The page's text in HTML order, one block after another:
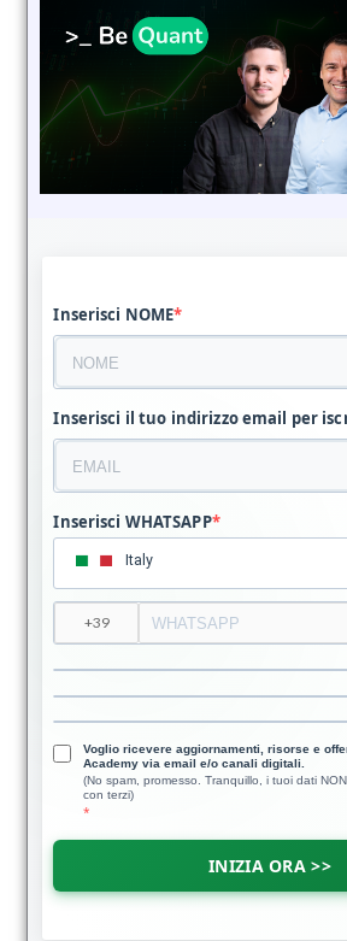
Inserisci NOME
Inserisci il tuo indirizzo email per
Inserisci WHATSAPP
Italy
Voglio ricevere aggiornamenti, risorse e
Academy via email e/o canali digitali.
(No spam, promesso. Tranquillo, i tuoi dati
con terzi)
INIZIA ORA >>